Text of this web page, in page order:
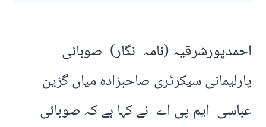
احمدپورشرقیہ (نامہ نگار) صوبائی
پارلیمانی سیکرٹری صاحبزادہ میاں گزین
عباسی ایم پی اے نے کہا ہے کہ صوبائی